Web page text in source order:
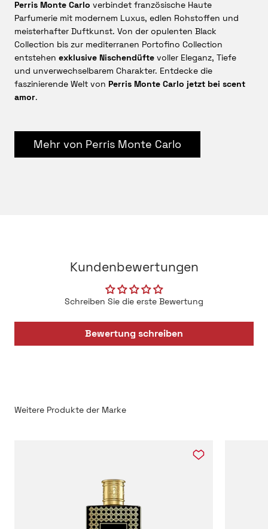
Perris Monte Carlo verbindet französische Haute
Parfumerie mit modernem Luxus, edlen Rohstoffen und
meisterhafter Duftkunst. Von der opulenten Black
Collection bis zur mediterranen Portofino Collection
entstehen exklusive Nischendüfte voller Eleganz, Tiefe
und unverwechselbarem Charakter. Entdecke die
faszinierende Welt von Perris Monte Carlo jetzt bei scent
amor.
Mehr von Perris Monte Carlo
Kundenbewertungen
Schreiben Sie die erste Bewertung
Bewertung schreiben